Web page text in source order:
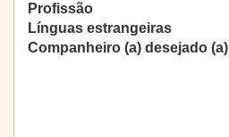
Profissão
Línguas estrangeiras
Companheiro (a) desejado (a)